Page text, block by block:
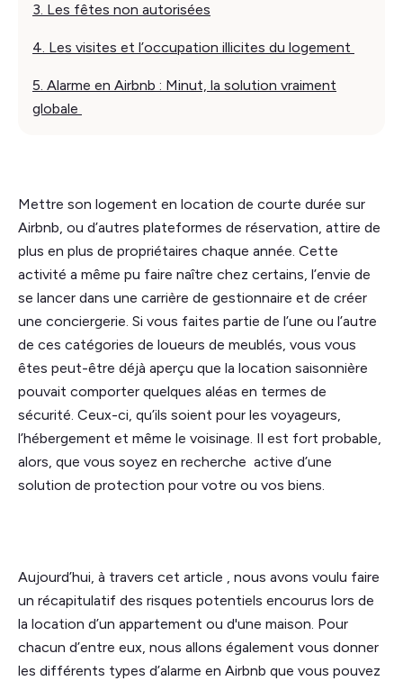
3. Les fêtes non autorisées
4. Les visites et l’occupation illicites du logement
5. Alarme en Airbnb : Minut, la solution vraiment
globale
Mettre son logement en location de courte durée sur
Airbnb, ou d’autres plateformes de réservation, attire de
plus en plus de propriétaires chaque année. Cette
activité a même pu faire naître chez certains, l’envie de
se lancer dans une carrière de gestionnaire et de créer
une conciergerie. Si vous faites partie de l’une ou l’autre
de ces catégories de loueurs de meublés, vous vous
êtes peut-être déjà aperçu que la location saisonnière
pouvait comporter quelques aléas en termes de
sécurité. Ceux-ci, qu’ils soient pour les voyageurs,
l’hébergement et même le voisinage. Il est fort probable,
alors, que vous soyez en recherche active d’une
solution de protection pour votre ou vos biens.
Aujourd’hui, à travers cet article , nous avons voulu faire
un récapitulatif des risques potentiels encourus lors de
la location d’un appartement ou d'une maison. Pour
chacun d’entre eux, nous allons également vous donner
les différents types d’alarme en Airbnb que vous pouvez